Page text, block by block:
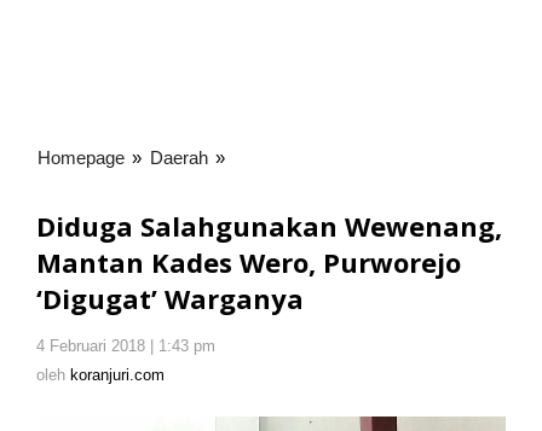
Homepage » Daerah »
Mantan
Kades
Wero,
Purworejo
Diduga Salahgunakan Wewenang,
Mantan Kades Wero, Purworejo
‘Digugat’ Warganya
4 Februari 2018 | 1:43 pm
oleh koranjuri.com